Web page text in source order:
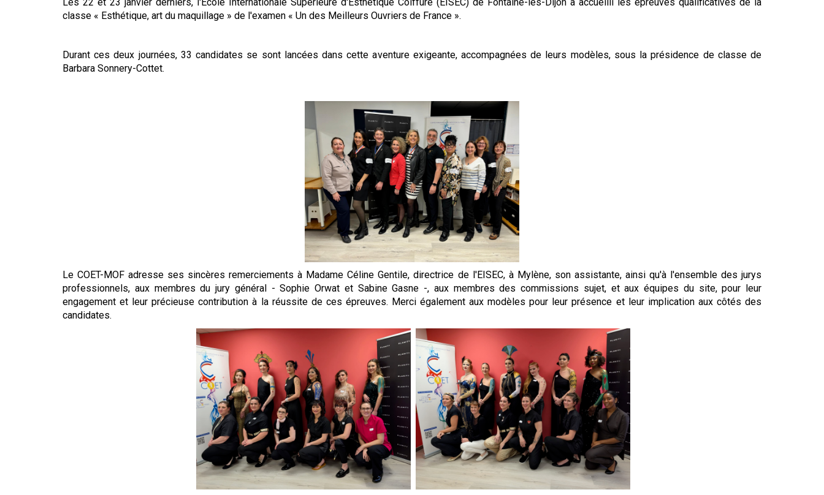
classe « Esthétique, art du maquillage » de l'examen « Un des Meilleurs Ouvriers de France ».
Durant ces deux journées, 33 candidates se sont lancées dans cette aventure exigeante, accompagnées de leurs modèles, sous la présidence de classe de
Barbara Sonnery-Cottet.
Le COET-MOF adresse ses sincères remerciements à Madame Céline Gentile, directrice de l'EISEC, à Mylène, son assistante, ainsi qu'à l'ensemble des jurys
professionnels, aux membres du jury général - Sophie Orwat et Sabine Gasne -, aux membres des commissions sujet, et aux équipes du site, pour leur
engagement et leur précieuse contribution à la réussite de ces épreuves. Merci également aux modèles pour leur présence et leur implication aux côtés des
candidates.